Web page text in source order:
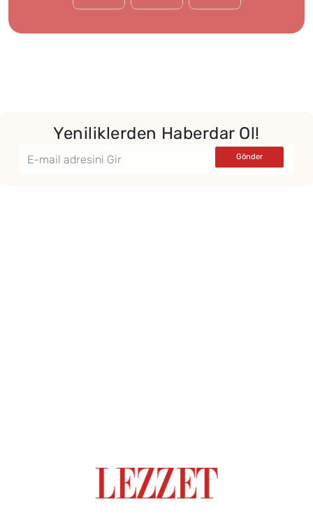
Yeniliklerden Haberdar Ol!